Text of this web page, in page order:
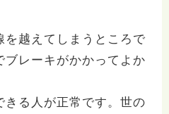
を越えてしまうところで
ブレーキがかかってよか
きる人が正常です。世の